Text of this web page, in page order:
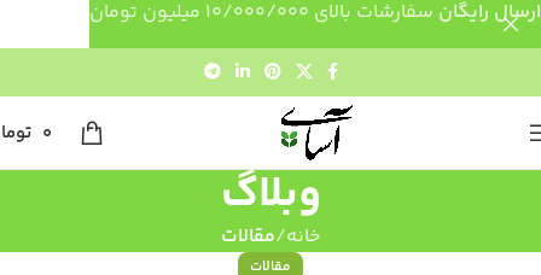
0
وبلاگ
خانه مقالات
مقالات
ارسال رایگان سفارشات بالای 10/000/000 میلیون تومان